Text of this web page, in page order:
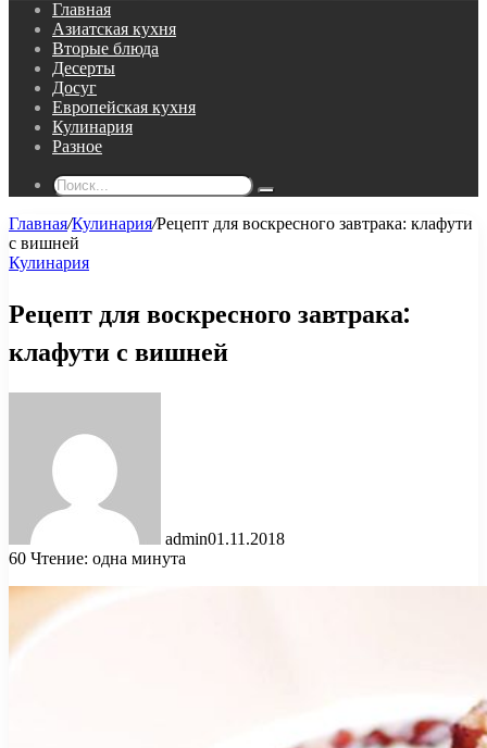
Главная
Азиатская кухня
Вторые блюда
Десерты
Досуг
Европейская кухня
Кулинария
Разное
Поиск...
Главная/Кулинария/Рецепт для воскресного завтрака: клафути
с вишней
Кулинария
Рецепт для воскресного завтрака:
клафути с вишней
admin01.11.2018
60 Чтение: одна минута